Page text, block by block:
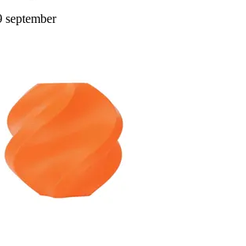
september